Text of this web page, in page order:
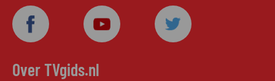
Over TVgids.nl